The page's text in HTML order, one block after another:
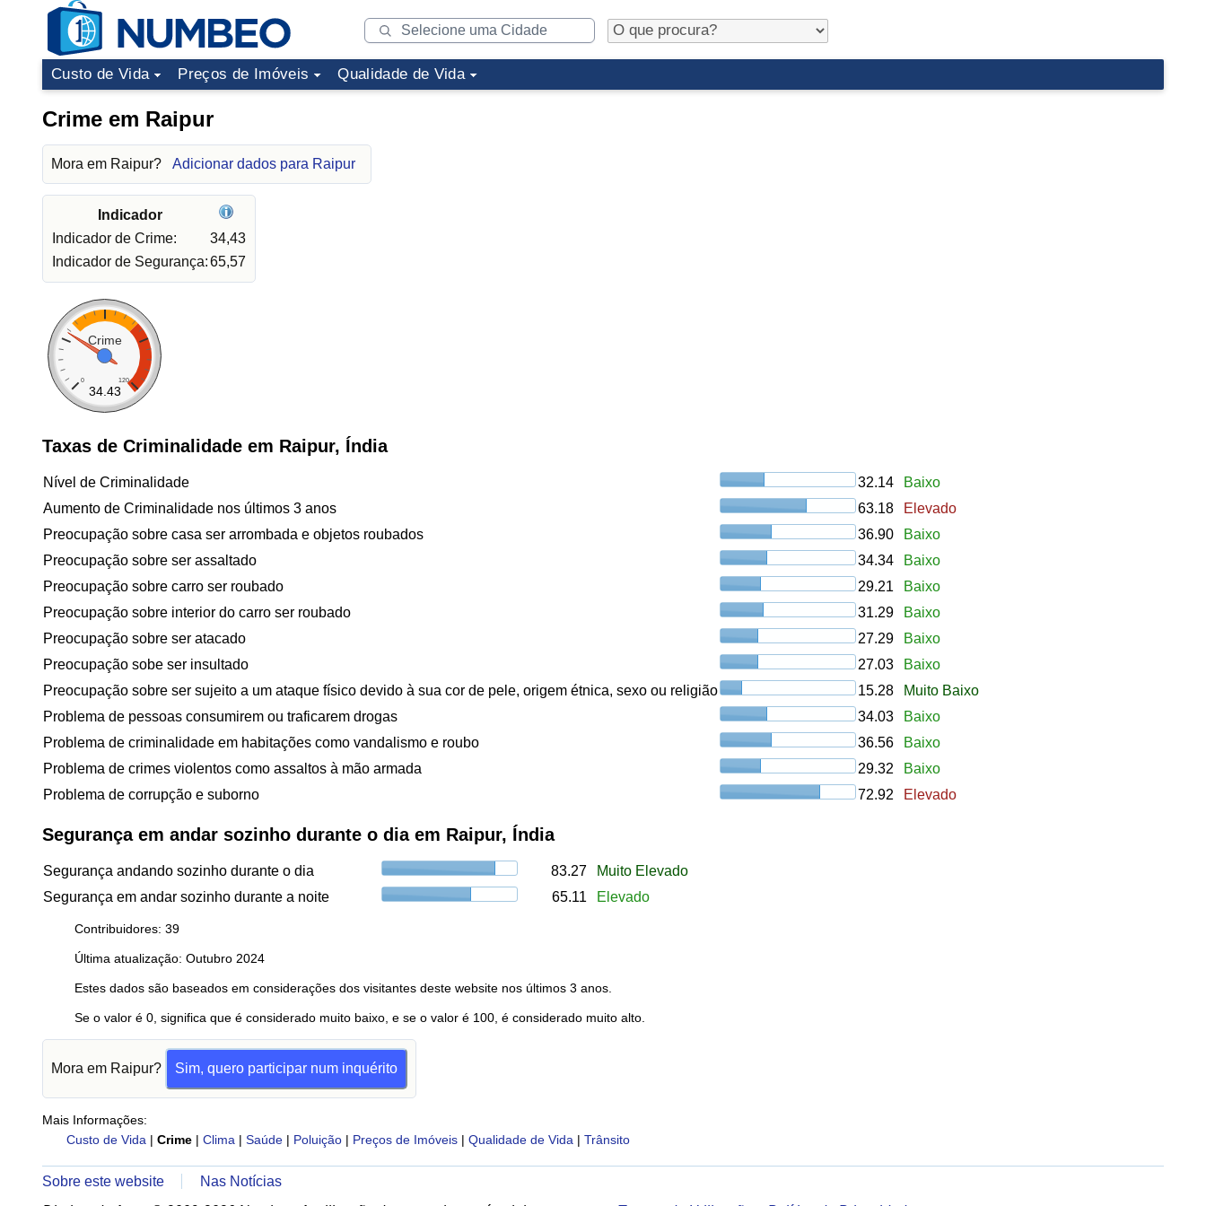
Custo de Vida Preços de Imóveis Qualidade de Vida
Crime em Raipur
Mora em Raipur? Adicionar dados para Raipur
Indicador
Indicador de Crime:
34,43
Indicador de Segurança:65,57
Crime
0 120
34.43
Taxas de Criminalidade em Raipur, Índia
Nível de Criminalidade 32.14
Baixo
Aumento de Criminalidade nos últimos 3 anos
63.18
Elevado
Preocupação sobre casa ser arrombada e objetos roubados
36.90
Baixo
Preocupação sobre ser assaltado
34.34
Baixo
Preocupação sobre carro ser roubado
29.21
Baixo
Preocupação sobre interior do carro ser roubado
31.29
Baixo
Preocupação sobre ser atacado
27.29
Baixo
Preocupação sobe ser insultado
27.03
Baixo
Preocupação sobre ser sujeito a um ataque físico devido à sua cor de pele, origem étnica, sexo ou religião
15.28
Muito Baixo
Problema de pessoas consumirem ou traficarem drogas
34.03
Baixo
Problema de criminalidade em habitações como vandalismo e roubo
36.56
Baixo
Problema de crimes violentos como assaltos à mão armada
29.32
Baixo
Problema de corrupção e suborno
72.92 Elevado
Segurança em andar sozinho durante o dia em Raipur, Índia
Segurança andando sozinho durante o dia 83.27
Muito Elevado
Segurança em andar sozinho durante a noite
65.11 Elevado
Contribuidores: 39
Última atualização: Outubro 2024
Estes dados são baseados em considerações dos visitantes deste website nos últimos 3 anos.
Se o valor é 0, significa que é considerado muito baixo, e se o valor é 100, é considerado muito alto.
Mora em Raipur? Sim, quero participar num inquérito
Mais Informações:
Custo de Vida | Crime | Clima | Saúde | Poluição | Preços de Imóveis | Qualidade de Vida | Trânsito
Sobre este website
Nas Notícias